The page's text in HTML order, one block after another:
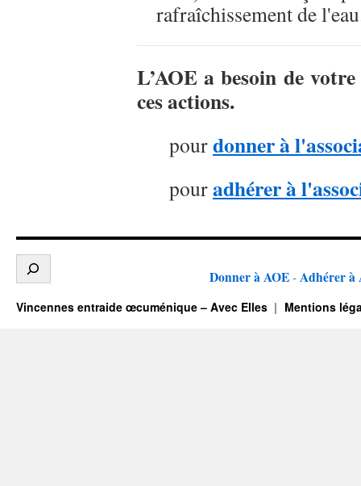
rafraîchissement de
L’AOE a besoin de
ces actions.
pourdonner à
pouradhérer à
Donner à AOE - Adhérer à
Vincennes entraide œcuménique – Avec Elles Mentions